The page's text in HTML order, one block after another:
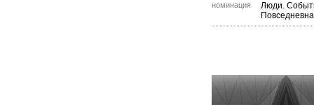
номинация
Люди.